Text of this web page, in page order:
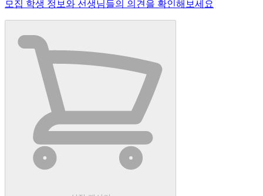
모집 학생 정보와 선생님들의 의견을 확인해보세요